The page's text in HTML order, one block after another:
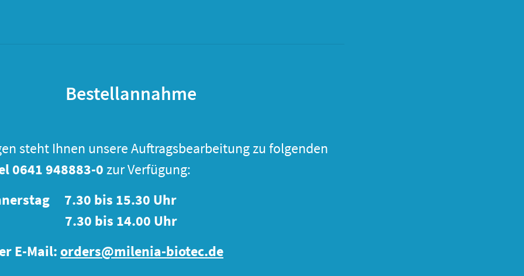
Bestellannahme
steht Ihnen unsere Auftragsbearbeitung zu folgenden
0641 948883-0zur Verfügung:
7.30 bis 15.30 Uhr
bis 14.00 Uhr
E-Mail: orders@milenia-biotec.de